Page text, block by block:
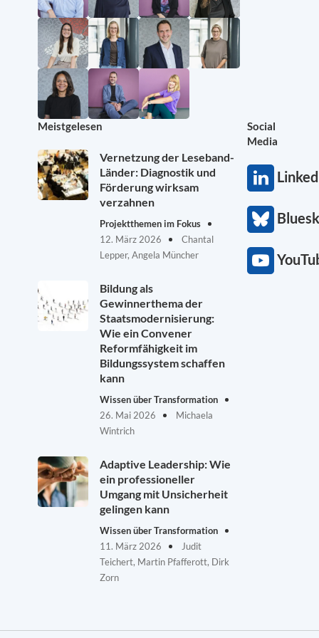
Meistgelesen
Vernetzung der Leseband-
Länder: Diagnostik und
Förderung wirksam
verzahnen
Projektthemen im Fokus
12. März 2026
Chantal
Lepper, Angela Müncher
Bildung als
Gewinnerthema der
Staatsmodernisierung:
Wie ein Convener
Reformfähigkeit im
Bildungssystem schaffen
kann
Wissen über Transformation
26. Mai 2026
Michaela
Wintrich
Adaptive Leadership: Wie
ein professioneller
Umgang mit Unsicherheit
gelingen kann
Wissen über Transformation
11. März 2026
Judit
Teichert, Martin Pfafferott, Dirk
Zorn
Social
Media